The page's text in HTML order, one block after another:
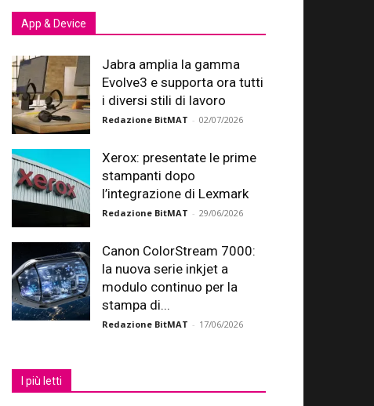
App & Device
Jabra amplia la gamma
Evolve3 e supporta ora tutti
i diversi stili di lavoro
Redazione BitMAT - 02/07/2026
Xerox: presentate le prime
stampanti dopo
l’integrazione di Lexmark
Redazione BitMAT - 29/06/2026
Canon ColorStream 7000:
la nuova serie inkjet a
modulo continuo per la
stampa di...
Redazione BitMAT - 17/06/2026
I più letti